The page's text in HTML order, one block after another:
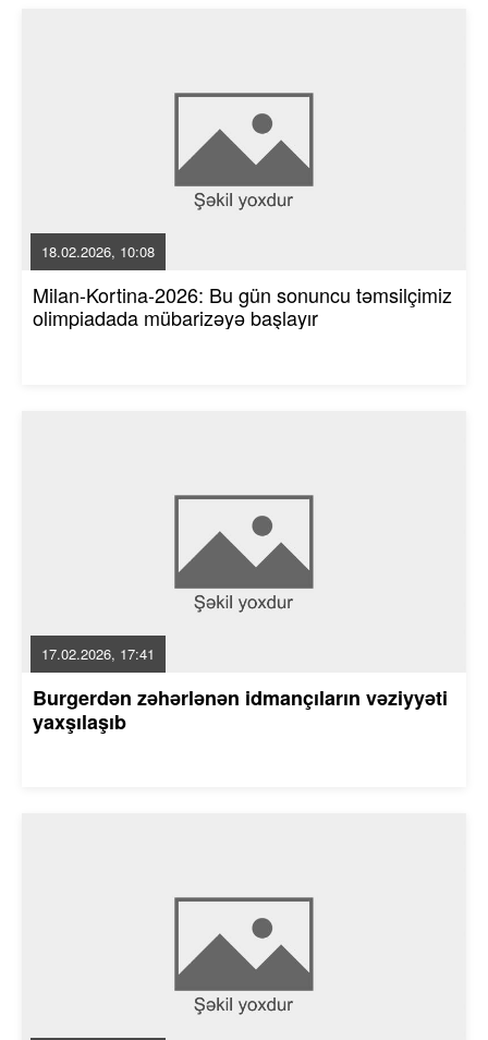
18.02.2026, 10:08
Milan-Kortina-2026: Bu gün sonuncu təmsilçimiz
olimpiadada mübarizəyə başlayır
17.02.2026, 17:41
Burgerdən zəhərlənən idmançıların vəziyyəti
yaxşılaşıb